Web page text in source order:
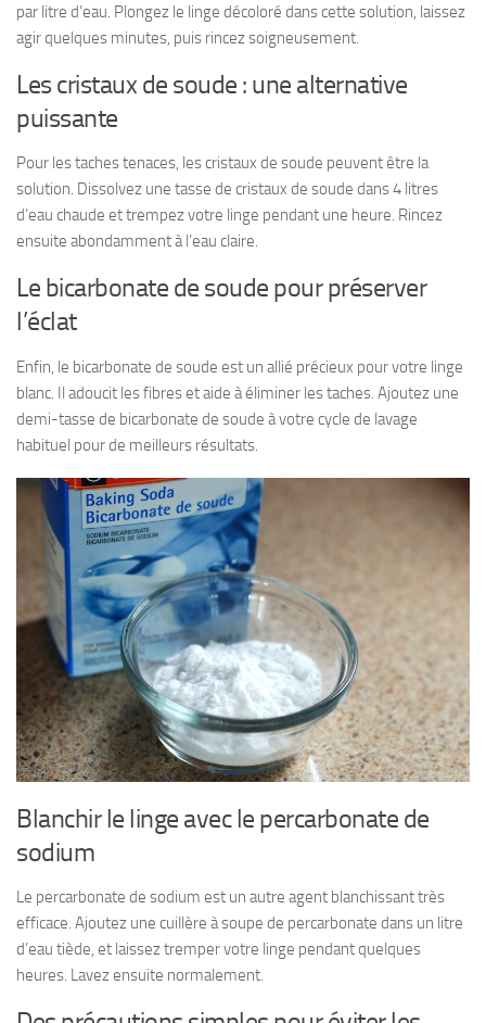
par litre d’eau. Plongez le linge décoloré dans cette solution, laissez
agir quelques minutes, puis rincez soigneusement.
Les cristaux de soude : une alternative
puissante
Pour les taches tenaces, les cristaux de soude peuvent être la
solution. Dissolvez une tasse de cristaux de soude dans 4 litres
d’eau chaude et trempez votre linge pendant une heure. Rincez
ensuite abondamment à l’eau claire.
Le bicarbonate de soude pour préserver
l’éclat
Enfin, le bicarbonate de soude est un allié précieux pour votre linge
blanc. Il adoucit les fibres et aide à éliminer les taches. Ajoutez une
demi-tasse de bicarbonate de soude à votre cycle de lavage
habituel pour de meilleurs résultats.
Blanchir le linge avec le percarbonate de
sodium
Le percarbonate de sodium est un autre agent blanchissant très
efficace. Ajoutez une cuillère à soupe de percarbonate dans un litre
d’eau tiède, et laissez tremper votre linge pendant quelques
heures. Lavez ensuite normalement.